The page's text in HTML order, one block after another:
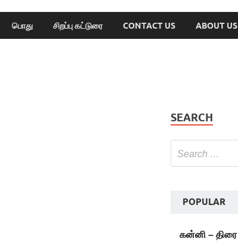
பொது சிறப்பு கட்டுரை CONTACT US ABOUT US
SEARCH
POPULAR
கன்னி –